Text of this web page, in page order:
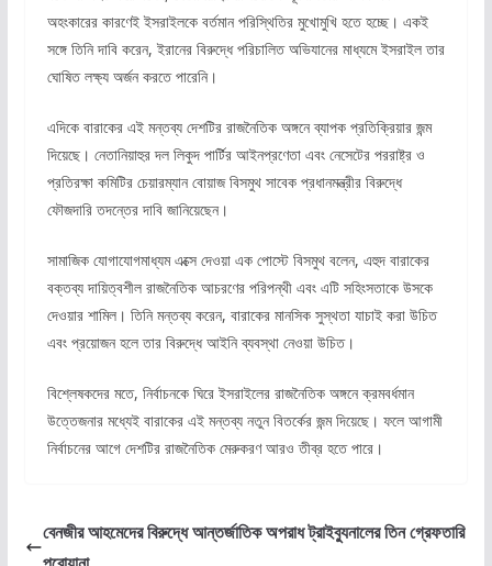
অহংকারের কারণেই ইসরাইলকে বর্তমান পরিস্থিতির মুখোমুখি হতে হচ্ছে। একই
সঙ্গে তিনি দাবি করেন, ইরানের বিরুদ্ধে পরিচালিত অভিযানের মাধ্যমে ইসরাইল তার
ঘোষিত লক্ষ্য অর্জন করতে পারেনি।
এদিকে বারাকের এই মন্তব্য দেশটির রাজনৈতিক অঙ্গনে ব্যাপক প্রতিক্রিয়ার জন্ম
দিয়েছে। নেতানিয়াহুর দল লিকুদ পার্টির আইনপ্রণেতা এবং নেসেটের পররাষ্ট্র ও
প্রতিরক্ষা কমিটির চেয়ারম্যান বোয়াজ বিসমুথ সাবেক প্রধানমন্ত্রীর বিরুদ্ধে
ফৌজদারি তদন্তের দাবি জানিয়েছেন।
সামাজিক যোগাযোগমাধ্যম এক্সে দেওয়া এক পোস্টে বিসমুথ বলেন, এহুদ বারাকের
বক্তব্য দায়িত্বশীল রাজনৈতিক আচরণের পরিপন্থী এবং এটি সহিংসতাকে উসকে
দেওয়ার শামিল। তিনি মন্তব্য করেন, বারাকের মানসিক সুস্থতা যাচাই করা উচিত
এবং প্রয়োজন হলে তার বিরুদ্ধে আইনি ব্যবস্থা নেওয়া উচিত।
বিশ্লেষকদের মতে, নির্বাচনকে ঘিরে ইসরাইলের রাজনৈতিক অঙ্গনে ক্রমবর্ধমান
উত্তেজনার মধ্যেই বারাকের এই মন্তব্য নতুন বিতর্কের জন্ম দিয়েছে। ফলে আগামী
নির্বাচনের আগে দেশটির রাজনৈতিক মেরুকরণ আরও তীব্র হতে পারে।
বেনজীর আহমেদের বিরুদ্ধে আন্তর্জাতিক অপরাধ ট্রাইব্যুনালের তিন গ্রেফতারি